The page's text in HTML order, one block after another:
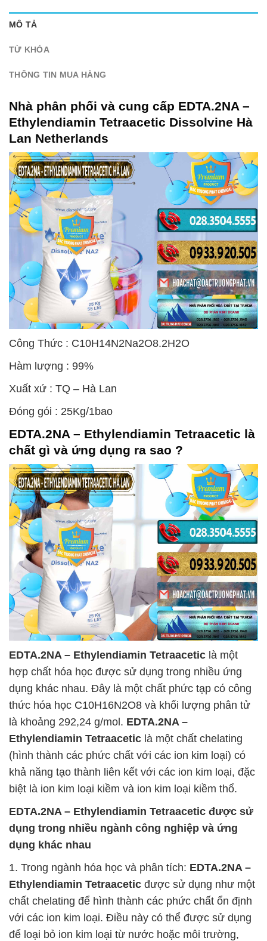
MÔ TẢ
TỪ KHÓA
THÔNG TIN MUA HÀNG
Nhà phân phối và cung cấp EDTA.2NA –
Ethylendiamin Tetraacetic Dissolvine Hà
Lan Netherlands
Công Thức : C10H14N2Na2O8.2H2O
Hàm lượng : 99%
Xuất xứ : TQ – Hà Lan
Đóng gói : 25Kg/1bao
EDTA.2NA – Ethylendiamin Tetraacetic là
chất gì và ứng dụng ra sao ?
EDTA.2NA – Ethylendiamin Tetraacetic là một
hợp chất hóa học được sử dụng trong nhiều ứng
dụng khác nhau. Đây là một chất phức tạp có công
thức hóa học C10H16N2O8 và khối lượng phân tử
là khoảng 292,24 g/mol. EDTA.2NA –
Ethylendiamin Tetraacetic là một chất chelating
(hình thành các phức chất với các ion kim loại) có
khả năng tạo thành liên kết với các ion kim loại, đặc
biệt là ion kim loại kiềm và ion kim loại kiềm thổ.
EDTA.2NA – Ethylendiamin Tetraacetic được sử
dụng trong nhiều ngành công nghiệp và ứng
dụng khác nhau
1. Trong ngành hóa học và phân tích: EDTA.2NA –
Ethylendiamin Tetraacetic được sử dụng như một
chất chelating để hình thành các phức chất ổn định
với các ion kim loại. Điều này có thể được sử dụng
để loại bỏ ion kim loại từ nước hoặc môi trường,